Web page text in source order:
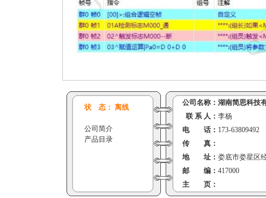
状 态： 离线
公司简介
产品目录
公司名称： 湖南简思科技
联 系 人： 李杨
电 话： 173-63809492
传 真：
地 址： 娄底市娄星区
邮 编： 417000
主 页：